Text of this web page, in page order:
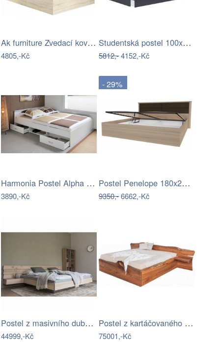
Ak furniture Zvedací kovový rošt do…
4805,-Kč
Studentská postel 100x200 s úložným…
5812,-4152,-Kč
Harmonia Postel Alpha 140x200 s roštem …
3890,-Kč
- 29%
Postel Penelope 180x200cm - dub sonoma…
9350,-6662,-Kč
Postel z masivního dubového dřeva…
44999,-Kč
Postel z kartáčovaného masivního jilmu …
75001,-Kč